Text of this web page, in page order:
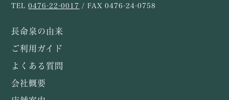
TEL0476-22-0017 / FAX 0476-24-0758
長命泉の由来
ご利用ガイド
よくある質問
会社概要